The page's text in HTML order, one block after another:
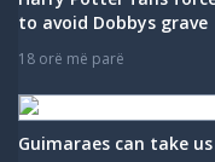
to avoid Dobbys grave
18 orë më parë
Guimaraes can take